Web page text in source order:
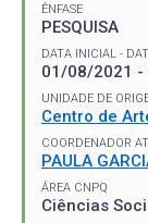
ÊNFASE
PESQUISA
DATA INICIAL -
01/08/2021
UNIDADE DE
Centro de
COORDENADOR
PAULA
ÁREA CNPQ
Ciências